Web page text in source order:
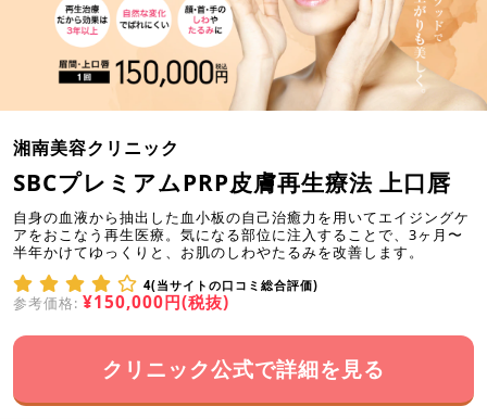
湘南美容クリニック
SBCプレミアムPRP皮膚再生療法 上口唇
自身の血液から抽出した血小板の自己治癒力を用いてエイジングケ
アをおこなう再生医療。気になる部位に注入することで、3ヶ月〜
半年かけてゆっくりと、お肌のしわやたるみを改善します。
4(当サイトの口コミ総合評価)
参考価格: ¥150,000円(税抜)
クリニック公式で詳細を見る